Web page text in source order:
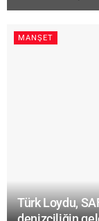
MANŞET
Türk Loydu,